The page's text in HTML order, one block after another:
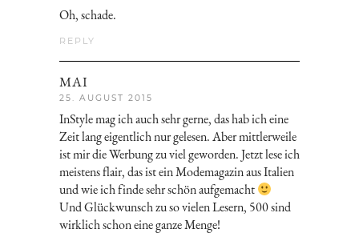
Oh, schade.
REPLY
MAI
25. AUGUST 2015
InStyle mag ich auch sehr gerne, das hab ich eine
Zeit lang eigentlich nur gelesen. Aber mittlerweile
ist mir die Werbung zu viel geworden. Jetzt lese ich
meistens flair, das ist ein Modemagazin aus Italien
und wie ich finde sehr schön aufgemacht
Und Glückwunsch zu so vielen Lesern, 500 sind
wirklich schon eine ganze Menge!